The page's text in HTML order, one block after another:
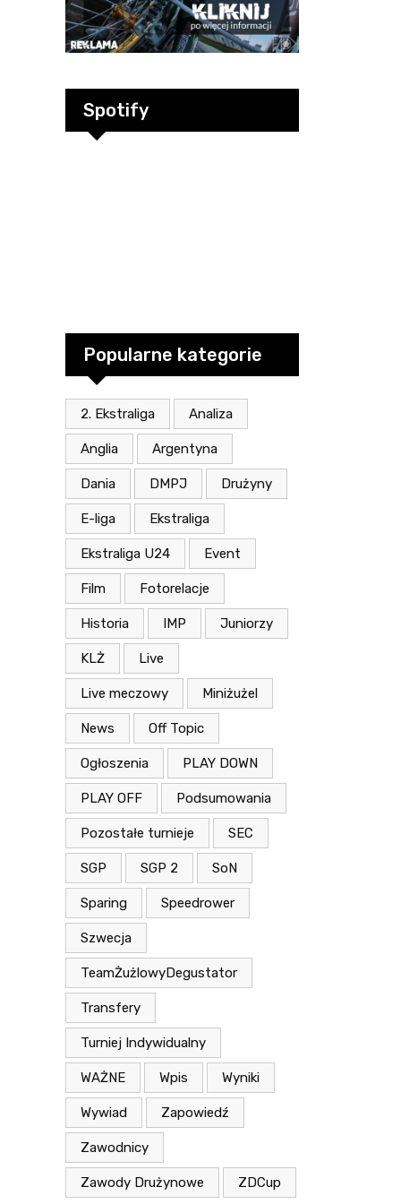
Spotify
Popularne kategorie
2. Ekstraliga Analiza
Anglia Argentyna
Dania DMPJ Drużyny
E-liga Ekstraliga
Ekstraliga U24 Event
Film Fotorelacje
Historia IMP Juniorzy
KLŻ Live
Live meczowy Miniżużel
News Off Topic
Ogłoszenia PLAY DOWN
PLAY OFF Podsumowania
Pozostałe turnieje SEC
SGP SGP 2 SoN
Sparing Speedrower
Szwecja
TeamŻużlowyDegustator
Transfery
Turniej Indywidualny
WAŻNE Wpis Wyniki
Wywiad Zapowiedź
Zawodnicy
Zawody Drużynowe ZDCup